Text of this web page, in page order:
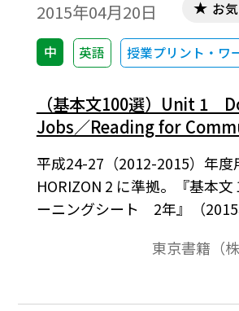
2015年04月20日
中 英語 授業プリント・ワ
お
（基本文100選）Unit 1
Jobs／Reading for
平成24-27（2012-2015）年度
HORIZON 2 に準拠。『基本
ーニングシート 2年』（2015
るトレーニングシートです。
踏んで反復練習を行います。
東京書籍（